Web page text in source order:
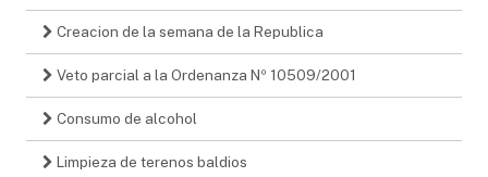
Creacion de la semana de la Republica
Veto parcial a la Ordenanza Nº 10509/2001
Consumo de alcohol
Limpieza de terenos baldios